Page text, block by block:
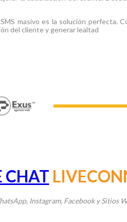
masivo es la solución perfecta.
del cliente y generar lealtad
CHAT
Instagram, Facebook y Sitios